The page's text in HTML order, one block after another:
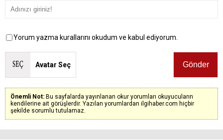
Yorum yazma kurallarını okudum ve kabul ediyorum.
Avatar Seç
Önemli Not: Bu sayfalarda yayınlanan okur yorumları okuyucuların
kendilerine ait görüşlerdir. Yazılan yorumlardan ilgihaber.com hiçbir
şekilde sorumlu tutulamaz.